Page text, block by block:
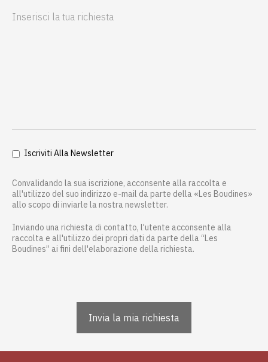
Iscriviti Alla Newsletter
Convalidando la sua iscrizione, acconsente alla raccolta e
all'utilizzo del suo indirizzo e-mail da parte della «Les Boudines»
allo scopo di inviarle la nostra newsletter.
Inviando una richiesta di contatto, l'utente acconsente alla
raccolta e all'utilizzo dei propri dati da parte della “Les
Boudines” ai fini dell'elaborazione della richiesta.